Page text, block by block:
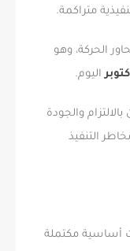
متراكمة.
الحركة، وهو
اليوم.
والجودة
مخاطر التنفيذ
أساسية مكتملة